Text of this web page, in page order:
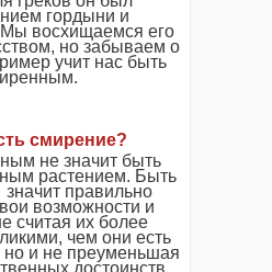
гордыни и
восхищаемся его
но забываем о
учит нас быть
смирение?
не значит быть
растением. Быть
правильно
возможности и
считая их более
чем они есть
и не преуменьшая
достоинств.